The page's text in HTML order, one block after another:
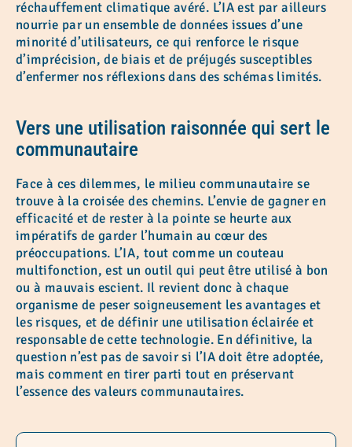
réchauffement climatique avéré. L’IA est par ailleurs
nourrie par un ensemble de données issues d’une
minorité d’utilisateurs, ce qui renforce le risque
d’imprécision, de biais et de préjugés susceptibles
d’enfermer nos réflexions dans des schémas limités.
Vers une utilisation raisonnée qui sert le
communautaire
Face à ces dilemmes, le milieu communautaire se
trouve à la croisée des chemins. L’envie de gagner en
efficacité et de rester à la pointe se heurte aux
impératifs de garder l’humain au cœur des
préoccupations. L’IA, tout comme un couteau
multifonction, est un outil qui peut être utilisé à bon
ou à mauvais escient. Il revient donc à chaque
organisme de peser soigneusement les avantages et
les risques, et de définir une utilisation éclairée et
responsable de cette technologie. En définitive, la
question n’est pas de savoir si l’IA doit être adoptée,
mais comment en tirer parti tout en préservant
l’essence des valeurs communautaires.